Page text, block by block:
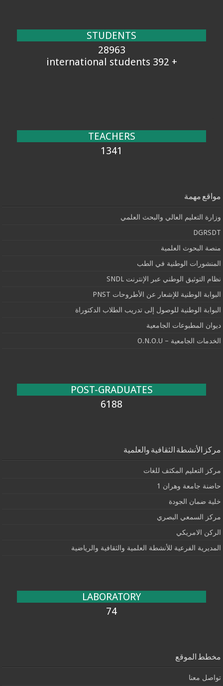
STUDENTS
28963
+ 392 international students
TEACHERS
1341
مواقع مهمة
وزارة التعليم العالي والبحث العلمي
DGRSDT
منصة البحوث العلمية
المنشورات الوطنية في الطب
نظام التوثيق الوطني عبر الإنترنت SNDL
البوابة الوطنية للإشعار عن الأطروحات PNST
البوابة الوطنية للوصول إلى تدريب الطلاب الدكتوراة
ديوان المطبوعات الجامعية
الخدمات الجامعية – O.N.O.U
POST-GRADUATES
6188
مركز الأنشطة الثقافية والعلمية
مركز التعليم المكثف للغات
حاضنة جامعة وهران 1
خلية ضمان الجودة
مركز السمعي البصري
الركن الامريكي
المديرية الفرعية للأنشطة العلمية والثقافية والرياضية
LABORATORY
74
مخطط الموقع
تواصل معنا